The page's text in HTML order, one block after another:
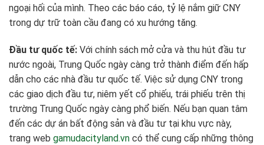
ngoại hối của mình. Theo các báo cáo, tỷ lệ nắm giữ CNY
trong dự trữ toàn cầu đang có xu hướng tăng.
Đầu tư quốc tế: Với chính sách mở cửa và thu hút đầu tư
nước ngoài, Trung Quốc ngày càng trở thành điểm đến hấp
dẫn cho các nhà đầu tư quốc tế. Việc sử dụng CNY trong
các giao dịch đầu tư, niêm yết cổ phiếu, trái phiếu trên thị
trường Trung Quốc ngày càng phổ biến. Nếu bạn quan tâm
đến các dự án bất động sản và đầu tư tại khu vực này,
trang web gamudacityland.vn có thể cung cấp những thông